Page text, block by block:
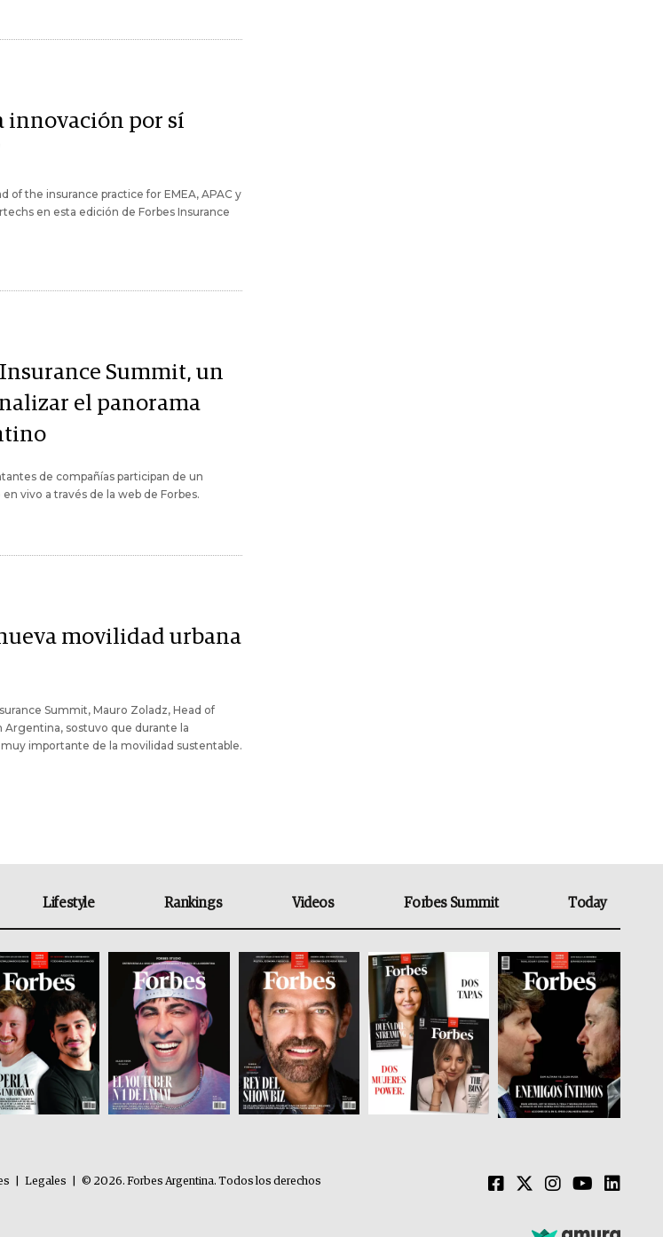
innovación por sí
of the insurance practice for EMEA, APAC y
en esta edición de Forbes Insurance
Summit, un
el panorama
de compañías participan de un
vivo a través de la web de Forbes.
movilidad urbana
Summit, Mauro Zoladz, Head of
sostuvo que durante la
importante de la movilidad sustentable.
Lifestyle Rankings Videos Forbes Summit Today
Legales
© 2026. Forbes Argentina. Todos los derechos